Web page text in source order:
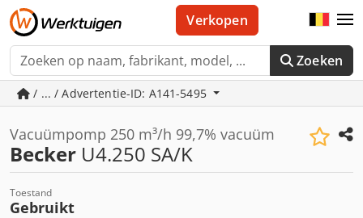
Zoeken
Verkopen
/ ... / Advertentie-ID: A141-5495
Vacuümpomp 250 m³/h 99,7% vacuüm
Becker U4.250 SA/K
Toestand
Gebruikt